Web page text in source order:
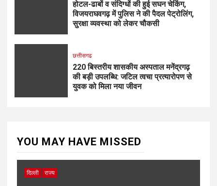
होटल-ढाबों व संदिग्धों की हुई सघन चेकिंग,
विजयराघवगढ़ में पुलिस ने की पैदल पेट्रोलिंग,
सुरक्षा व्यवस्था को लेकर चौकसी
छत्तीसगढ
220 बिस्तरीय शासकीय अस्पताल मनेंद्रगढ़
की बड़ी उपलब्धि: जटिल त्वचा प्रत्यारोपण से
युवक को मिला नया जीवन
YOU MAY HAVE MISSED
दिल्ली राज्य